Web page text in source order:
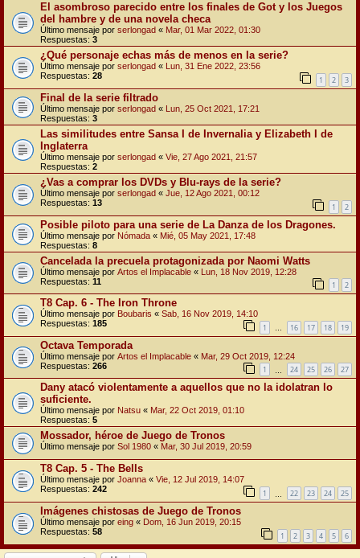
El asombroso parecido entre los finales de Got y los Juegos
del hambre y de una novela checa
Último mensaje por serlongad « Mar, 01 Mar 2022, 01:30
Respuestas: 3
¿Qué personaje echas más de menos en la serie?
Último mensaje por serlongad «
Lun, 31 Ene 2022, 23:56
Respuestas: 28 1 2 3
Final de la serie filtrado
Último mensaje por serlongad « Lun, 25 Oct 2021, 17:21
Respuestas: 3
Las similitudes entre Sansa I de Invernalia y Elizabeth I de
Inglaterra
Último mensaje por serlongad « Vie, 27 Ago 2021, 21:57
Respuestas: 2
¿Vas a comprar los DVDs y Blu-rays de la serie?
Último mensaje por serlongad « Jue, 12 Ago 2021, 00:12
Respuestas: 13 1 2
Posible piloto para una serie de La Danza de los Dragones.
Último mensaje por Nómada « Mié, 05 May 2021, 17:48
Respuestas: 8
Cancelada la precuela protagonizada por Naomi Watts
Último mensaje por Artos el Implacable « Lun, 18 Nov 2019, 12:28
Respuestas: 11 1 2
T8 Cap. 6 - The Iron Throne
Último mensaje por Boubaris « Sab, 16 Nov 2019, 14:10
Respuestas: 185 1 … 16 17 18 19
Octava Temporada
Último mensaje por Artos el Implacable « Mar, 29 Oct 2019, 12:24
Respuestas: 266 1 24 25 26 27
Dany atacó violentamente a aquellos que no la idolatran lo
suficiente.
Último mensaje por Natsu « Mar, 22 Oct 2019, 01:10
Respuestas: 5
Mossador, héroe de Juego de Tronos
Último mensaje por Sol 1980 « Mar, 30 Jul 2019, 20:59
T8 Cap. 5 - The Bells
Último mensaje por Joanna « Vie, 12 Jul 2019, 14:07
Respuestas: 242 1 22 23 24 25
Imágenes chistosas de Juego de Tronos
Último mensaje por eing « Dom, 16 Jun 2019, 20:15
Respuestas: 58 1 2 3 4 5 6